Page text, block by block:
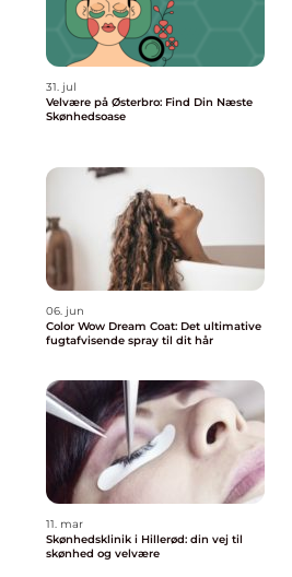
31. jul
Velvære på Østerbro: Find Din Næste
Skønhedsoase
06. jun
Color Wow Dream Coat: Det ultimative
fugtafvisende spray til dit hår
11. mar
Skønhedsklinik i Hillerød: din vej til
skønhed og velvære